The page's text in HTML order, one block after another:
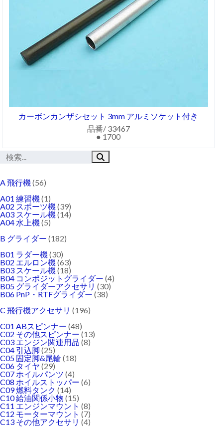
カーボンカンザシセット 3mm アルミソケット付き
品番/ 33467
● 1700
A 飛行機(56)
A01 練習機(1)
A02 スポーツ機(39)
A03 スケール機(14)
A04 水上機(5)
B グライダー (182)
B01 ラダー機(30)
B02 エルロン機(63)
B03 スケール機(18)
B04 コンポジットグライダー (4)
B05 グライダーアクセサリ (30)
B06 PnP・RTFグライダー (38)
C 飛行機アクセサリ (196)
C01 ABスピンナー (48)
C02 その他スピンナー (13)
C03 エンジン関連用品 (8)
C04 引込脚 (25)
C05 固定脚&尾輪(18)
C06 タイヤ (29)
C07 ホイルパンツ (4)
C08 ホイルストッパー (6)
C09 燃料タンク (14)
C10 給油関係小物 (15)
C11 エンジンマウント (8)
C12 モーターマウント (7)
C13 その他アクセサリ (4)